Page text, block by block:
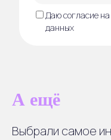
Даю согласие
данных
А ещё
Выбрали самое